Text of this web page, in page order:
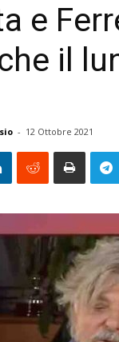
e
il
- 12 Ottobre 2021